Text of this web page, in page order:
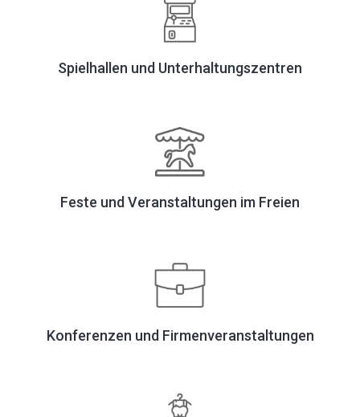
Spielhallen und Unterhaltungszentren
Feste und Veranstaltungen im Freien
Konferenzen und Firmenveranstaltungen